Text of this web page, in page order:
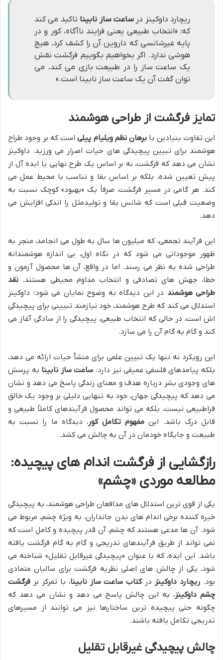
ریچارد داوکینز درساعت ساز نابینا تاکید می کند
که: «انتخاب طبیعی یعنی فرایند ناآگاه، کور و در
پایه غیرشانسی که داروین آن را کشف کرد، هیچ
هوشی ندارد. اگر بخواهیم بگوییم فرگشت نقش
یک ساعت ساز را در طبیعت بازی می کند، می
توان گفت آن یک ساعت ساز نابینا است.»
تمایز فرگشت از طراحی هوشمند
این تفاوت بنیادین با برهان نظم ویلیام پیلیاست که بر وجود طراح
هوشمند برای تبیین پیچیدگی های حیات اصرار می ورزید. داوکینز
نشان می دهد که فرگشت، نه بر اساس یک طرح نهایی یا ایده آل از
پیش تعیین شده، بلکه بر اساس بقا و تناسب با محیط عمل می
کند. هر گامی در مسیر فرگشت، صرفاً یک «بهبود» کوچک نسبت به
وضعیت قبلی است که شانس بقا و تولیدمثل را اندکی افزایش می
دهد.
این فرآیند تجمعی، که میلیون ها سال به طول می انجامد، منجر به
ظهور موجوداتی می شود که در نگاه اول، بی اندازه هوشمندانه
طراحی شده به نظر می رسند. اما در واقع، آن ها محصول آزمون و
خطا، جهش های تصادفی و انتخاب مداوم محیطی هستند. نقد
طراحی هوشمند در این دیدگاه به وضوح نمایان می شود؛ داوکینز
استدلال می کند که طرح هوشمند، خود نیازمند تبیینی برای پیچیدگی
اش است، در حالی که انتخاب طبیعی، پیچیدگی را از سادگی آغاز می
کند و گام به گام آن را می سازد.
این رویکرد نه تنها یک تبیین علمی برای منشأ حیات ارائه می دهد،
بلکه پیامدهای فلسفی عمیقی نیز دارد. ساعت ساز نابینا به پرسش
های وجودی بشر درباره هدف و معنای زندگی پاسخ می دهد و نشان
می دهد که پیچیدگی جهان، خود به تنهایی دلیلی بر وجود یک خالق
فراطبیعی نیست، بلکه می تواند محصول فرآیندهای کاملاً طبیعی و
قابل درک باشد. این مفهوم تکامل کور، دیدگاه ما را نسبت به
طبیعت و جایگاه خودمان در آن به چالش می کشد.
رازگشایی از فرگشت اندام های پیچیده:
مطالعه موردی «چشم»
یکی از قوی ترین استدلال های مدافعان طراحی هوشمند، به پیچیدگی
خیره کننده برخی اندام های بدن جانداران، به ویژه چشم، مربوط می
شود. آن ها مدعی هستند که چشم، آن قدر پیچیده و کامل است که
نمی تواند از طریق فرآیندهای تدریجی و گام به گام فرگشت یافته
باشد. این ایده، که با عنوان «پیچیدگی غیرقابل تقلیل» شناخته می
شود، یکی از چالش های اصلی نظریه فرگشت برای سالیان متمادی
بود. ریچارد داوکینز درکتاب ساعت ساز نابینا، با تمرکز بر فرگشت
چشم داوکینز، به این چالش پاسخ می دهد و نشان می دهد که
چگونه حتی پیچیده ترین ساختارها نیز می توانند از مسیرهای
تدریجی تکامل یافته باشند.
چالش پیچیدگی غیرقابل تقلیل